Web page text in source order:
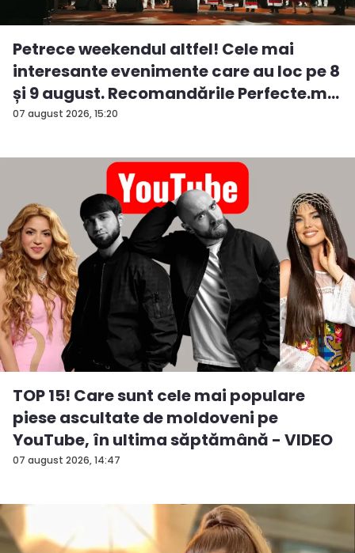
07 august 2026, 15:20
Petrece weekendul altfel! Cele mai
interesante evenimente care au loc pe 8
și 9 august. Recomandările Perfecte.m...
07 august 2026, 14:47
TOP 15! Care sunt cele mai populare
piese ascultate de moldoveni pe
YouTube, în ultima săptămână - VIDEO